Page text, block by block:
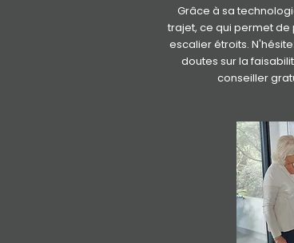
Grâce à sa
trajet, ce qui permet
escalier étroits.
doutes sur la
conseiller